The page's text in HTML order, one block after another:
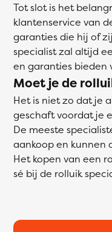
Tot slot is het
klantenservice van
garanties die hij of
specialist zal altijd
en garanties bieden
Moet je de
Het is niet zo dat je
geschaft voordat je
De meeste
aankoop en kunnen
Het kopen van een
sé bij de rolluik